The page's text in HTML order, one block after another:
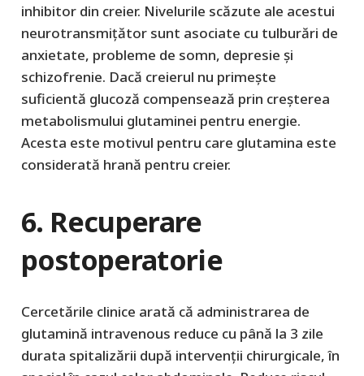
inhibitor din creier. Nivelurile scăzute ale acestui
neurotransmițător sunt asociate cu tulburări de
anxietate, probleme de somn, depresie și
schizofrenie. Dacă creierul nu primește
suficientă glucoză compensează prin creșterea
metabolismului glutaminei pentru energie.
Acesta este motivul pentru care glutamina este
considerată hrană pentru creier.
6. Recuperare
postoperatorie
Cercetările clinice arată că administrarea de
glutamină intravenous reduce cu până la 3 zile
durata spitalizării după intervenții chirurgicale, în